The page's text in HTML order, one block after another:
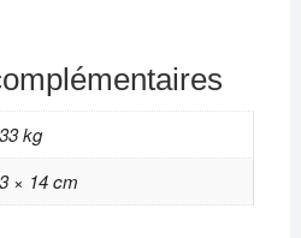
kg
× 14 cm